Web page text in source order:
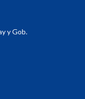
y Gob.